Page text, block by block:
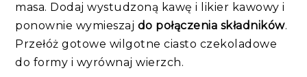
masa. Dodaj wystudzoną kawę i likier kawowy i
ponownie wymieszaj do połączenia składników.
Przełóż gotowe wilgotne ciasto czekoladowe
do formy i wyrównaj wierzch.